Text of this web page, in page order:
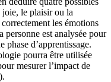
joie, le plaisir ou la
les émotions
personne est analysée pour
phase d’apprentissage.
pourra être utilisée
mesurer l’impact de
).